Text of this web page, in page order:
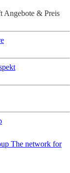
Angebote & Preis
The network for